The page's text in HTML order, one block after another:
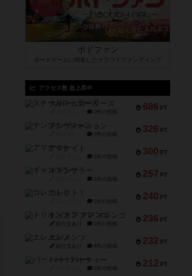
ボドファン
ボードゲームに特化したクラウドファンディング
アクセス数 急上昇中
686 PT
スチームローラーズ
2件の投稿
326 PT
テンプテーション
2件の投稿
300 PT
アマナイト
1件の投稿
257 PT
ギャンブラー
2件の投稿
240 PT
コレクト！
1件の投稿
236 PT
トリオンフ ア マレンゴ
紹介文あり 1件の投稿
232 PT
エレメンツ
紹介文あり 4件の投稿
212 PT
バー！パーティー
1件の投稿